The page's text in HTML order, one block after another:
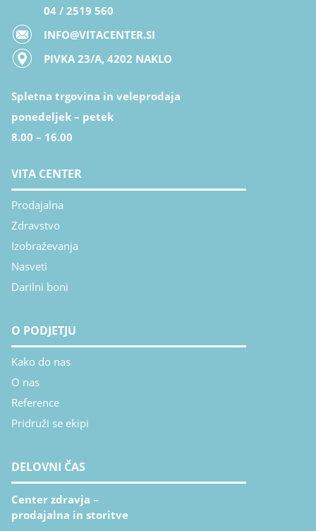
04 / 2519 560
INFO@VITACENTER.SI
PIVKA 23/A, 4202 NAKLO
Spletna trgovina in veleprodaja
ponedeljek – petek
8.00 – 16.00
VITA CENTER
Prodajalna
Zdravstvo
Izobraževanja
Nasveti
Darilni boni
O PODJETJU
Kako do nas
O nas
Reference
Pridruži se ekipi
DELOVNI ČAS
Center zdravja –
prodajalna in storitve